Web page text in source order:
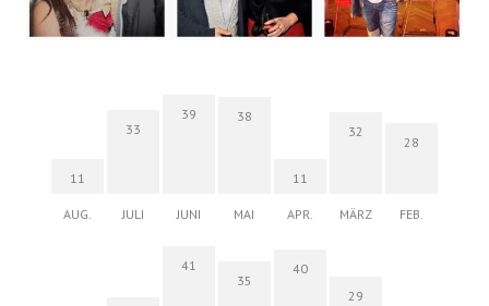
11
AUG.
33
JULI
39
JUNI
38
MAI
11
APR.
32
MÄRZ
28
FEB.
41
35
40
29